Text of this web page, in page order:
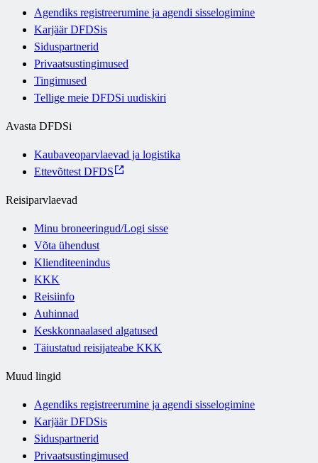
Agendiks registreerumine ja agendi sisselogimine
Karjäär DFDSis
Siduspartnerid
Privaatsustingimused
Tingimused
Tellige meie DFDSi uudiskiri
Avasta DFDSi
Kaubaveoparvlaevad ja logistika
Ettevõttest DFDS
Reisiparvlaevad
Minu broneeringud/Logi sisse
Võta ühendust
Klienditeenindus
KKK
Reisiinfo
Auhinnad
Keskkonnaalased algatused
Täiustatud reisijateabe KKK
Muud lingid
Agendiks registreerumine ja agendi sisselogimine
Karjäär DFDSis
Siduspartnerid
Privaatsustingimused